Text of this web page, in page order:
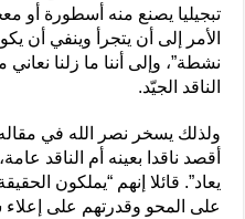
تبجيليا يصنع منه أسطورة أو
الأمر إلى أن يتجرأ وينفي أن
نشطة”، وإلى أننا ما زلنا
الناقد الجيّد.
ولذلك يسخر نصر الله في
أقصد ناقدا بعينه أم الناقد
يعاد”. قائلا إنهم “يملكون
على المحو وقدرتهم على